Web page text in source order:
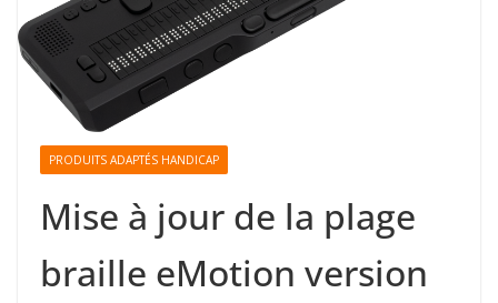
PRODUITS ADAPTÉS HANDICAP
Mise à jour de la plage
braille eMotion version